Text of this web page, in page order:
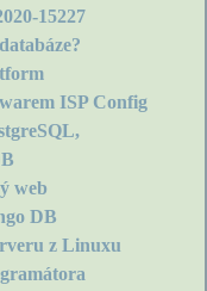
15227
ISP Config
web
DB
z Linuxu